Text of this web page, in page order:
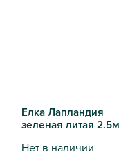
Елка Лапландия
зеленая литая 2.5м
Нет в наличии